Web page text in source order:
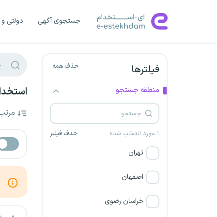
جستجوی آگهی دولتی
فیلترها حذف همه
منطقه جستجو
۱ مورد انتخاب شده حذف فیلتر
تهران
اصفهان
خراسان رضوی